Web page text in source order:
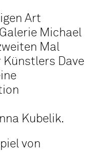
Art
Michael
Mal
Künstlers Dave
Kubelik.
von